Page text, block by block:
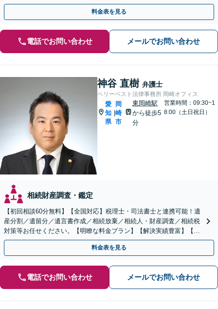
【完全個室・秘密厳守】
料金表を見る
電話でお問い合わせ メールでお問い合わせ
神谷 直樹 弁護士
ベリーベスト法律事務所 岡崎オフィス
愛
知
県
|
岡
崎
市
東岡崎駅
から徒歩5
分
営業時間：09:30~1
8:00（土日祝日）
相続財産調査・鑑定
【初回相談60分無料】【全国対応】税理士・司法書士と連携可能！遺
産分割／遺留分／遺言書作成／相続放棄／相続人・財産調査／相続税
対策等お任せください。【明瞭な料金プラン】【解決実績豊富】【電
話相談可】
料金表を見る
電話でお問い合わせ メールでお問い合わせ